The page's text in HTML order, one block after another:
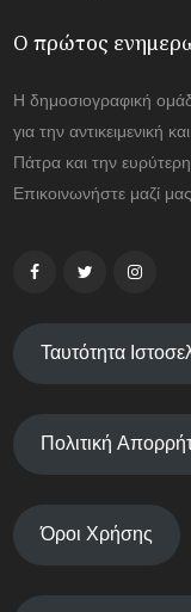
Ο πρώτος
Η δημοσιογραφική
για την αντικειμενική
Πάτρα και την
Επικοινωνήστε μαζί
Ταυτότητα
Πολιτική
Όροι Χρήσης